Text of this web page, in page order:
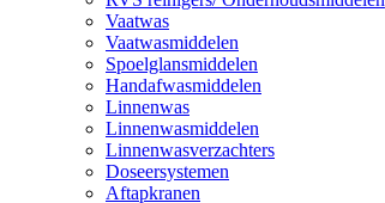
Vaatwas
Vaatwasmiddelen
Spoelglansmiddelen
Handafwasmiddelen
Linnenwas
Linnenwasmiddelen
Linnenwasverzachters
Doseersystemen
Aftapkranen